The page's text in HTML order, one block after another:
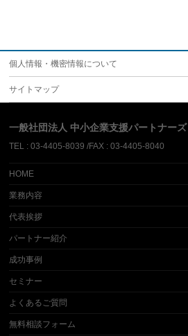
個人情報・機密情報について
サイトマップ
一般社団法人 中小企業支援パートナーズ
TEL : 03-4405-8039 /FAX : 03-4405-8040
HOME
業務内容
代表挨拶
パートナー紹介
成功事例
セミナー
よくあるご質問
無料相談フォーム